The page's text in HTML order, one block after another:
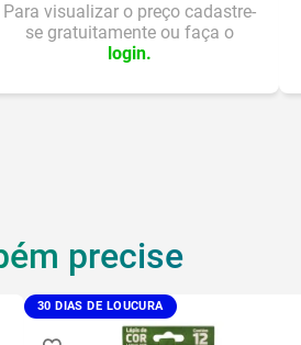
Para visualizar o preço cadastre-
se gratuitamente ou faça o
login.
precise
30 DIAS DE LOUCURA